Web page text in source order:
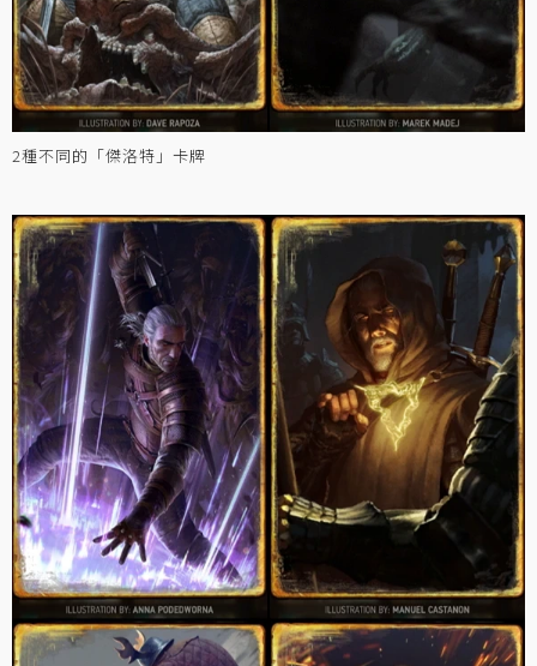
2種不同的「傑洛特」卡牌